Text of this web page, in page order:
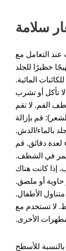
سلامة
عند التعامل مع
خطيرًا للجلد
المائية.
لا تأكل أو تشرب
الفم. لا تقم
قم بإزالة
بالماء/الدش.
لعدة دقائق. قم
في الشطف.
إذا كانت هناك
أو ملصق.
الأطفال.
لا تستخدم مع
الأخرى.
للأسطح